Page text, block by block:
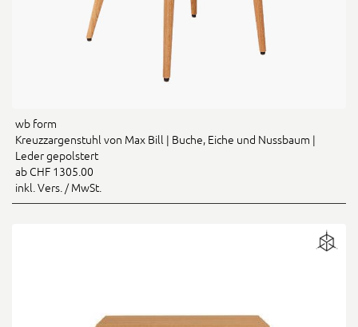
wb form
Kreuzzargenstuhl von Max Bill | Buche, Eiche und Nussbaum |
Leder gepolstert
ab CHF 1305.00
inkl. Vers. / MwSt.